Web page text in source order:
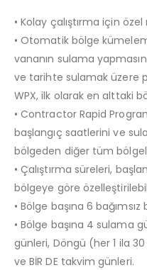
• Kolay çalıştırma için
• Otomatik bölge
vananın sulama
ve tarihte sulamak üzere
WPX, ilk olarak en alttaki
• Contractor Rapid
başlangıç saatlerini ve
bölgeden diğer tüm
• Çalıştırma süreleri,
bölgeye göre
• Bölge başına 6
• Bölge başına 4 sulama
günleri, Döngü (her 1 ila
ve BİR DE takvim günleri.